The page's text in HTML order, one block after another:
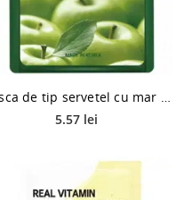
5.57 lei